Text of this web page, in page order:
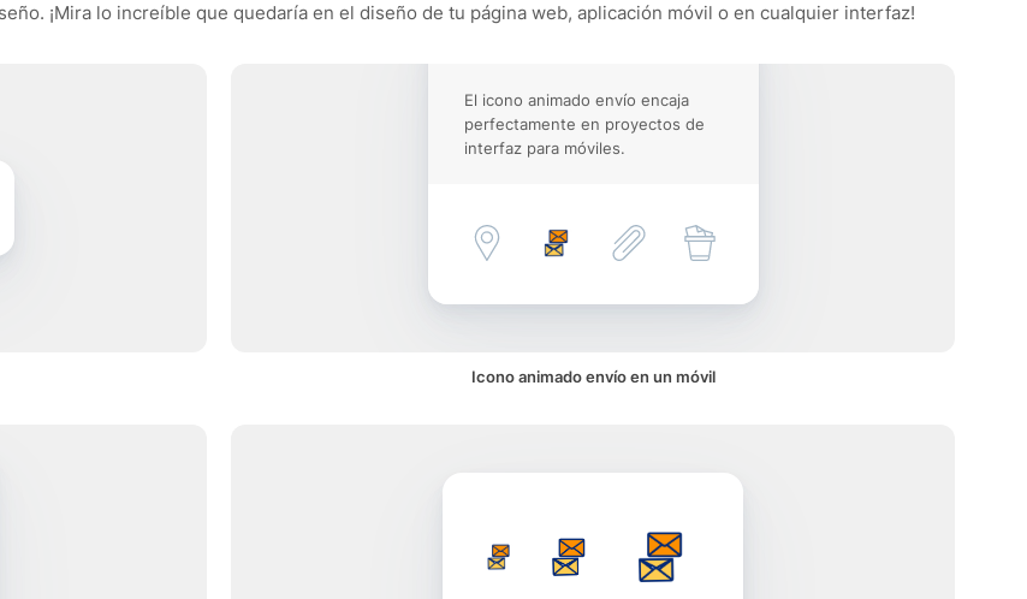
¡Mira lo increíble que quedaría en el diseño de tu página web, aplicación móvil o en cualquier interfaz!
El icono animado envío encaja
perfectamente en proyectos de
interfaz para móviles.
Icono animado envío en un móvil